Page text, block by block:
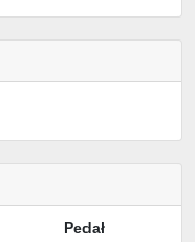
Pedał